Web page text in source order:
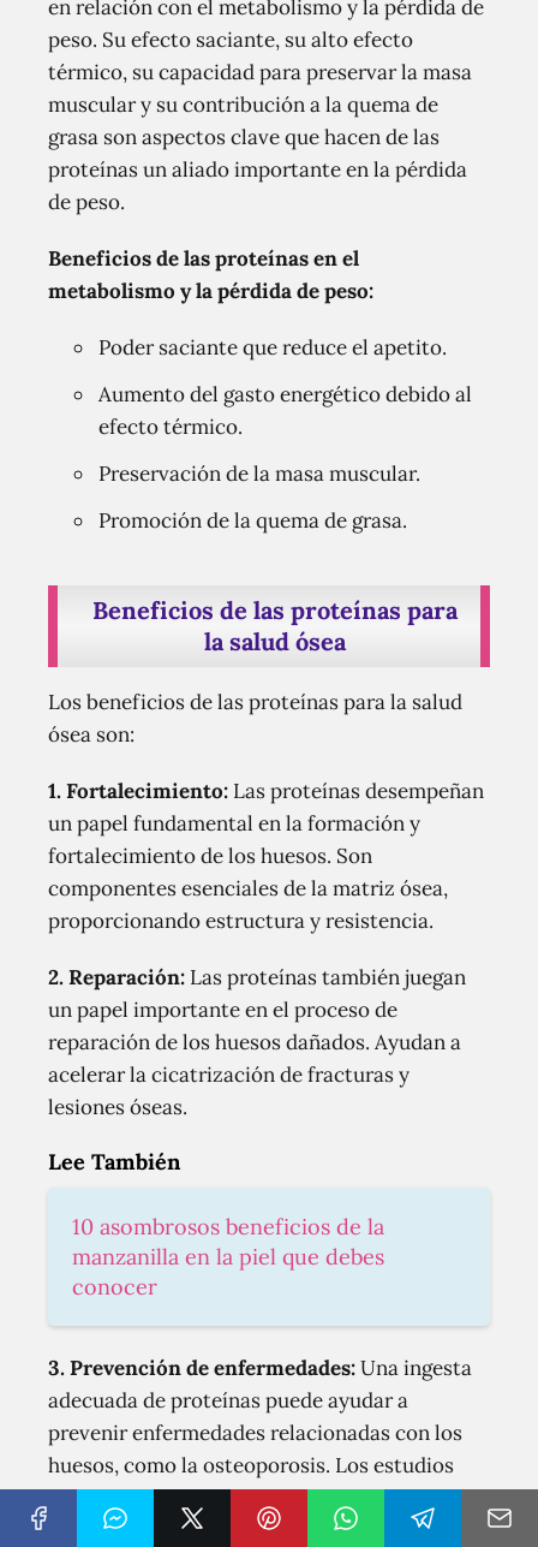
en relación con el metabolismo y la pérdida de
peso. Su efecto saciante, su alto efecto
térmico, su capacidad para preservar la masa
muscular y su contribución a la quema de
grasa son aspectos clave que hacen de las
proteínas un aliado importante en la pérdida
de peso.
Beneficios de las proteínas en el
metabolismo y la pérdida de peso:
Poder saciante que reduce el apetito.
Aumento del gasto energético debido al
efecto térmico.
Preservación de la masa muscular.
Promoción de la quema de grasa.
Beneficios de las proteínas para
la salud ósea
Los beneficios de las proteínas para la salud
ósea son:
1. Fortalecimiento: Las proteínas desempeñan
un papel fundamental en la formación y
fortalecimiento de los huesos. Son
componentes esenciales de la matriz ósea,
proporcionando estructura y resistencia.
2. Reparación: Las proteínas también juegan
un papel importante en el proceso de
reparación de los huesos dañados. Ayudan a
acelerar la cicatrización de fracturas y
lesiones óseas.
Lee También
10 asombrosos beneficios de la
manzanilla en la piel que debes
conocer
3. Prevención de enfermedades:Una ingesta
adecuada de proteínas puede ayudar a
prevenir enfermedades relacionadas con los
huesos, como la osteoporosis. Los estudios
han demostrado que las personas con una
ingesta insuficiente de proteínas tienen un